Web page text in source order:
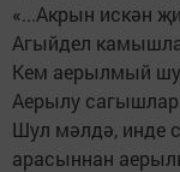
«...Акрын искән
Агыйдел
Кем аерылмый
Аерылу
Шул мәлдә, инде
арасыннан